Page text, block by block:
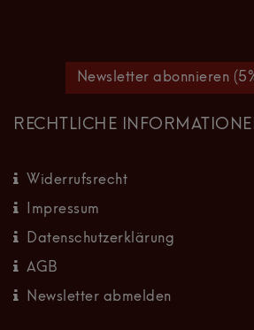
Newsletter abonnieren
RECHTLICHE
Widerrufsrecht
Impressum
Datenschutzerklärung
AGB
Newsletter abmelden